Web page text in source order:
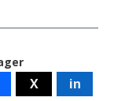
X in